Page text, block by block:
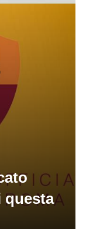
questa